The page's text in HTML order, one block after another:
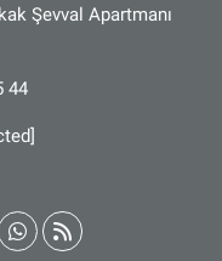
Şevval Apartmanı
44